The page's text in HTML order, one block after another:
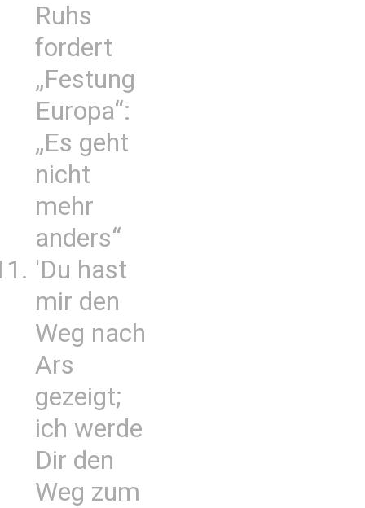
Ruhs
fordert
„Festung
Europa“:
„Es geht
nicht
mehr
anders“
'Du hast
mir den
Weg nach
Ars
gezeigt;
ich werde
Dir den
Weg zum